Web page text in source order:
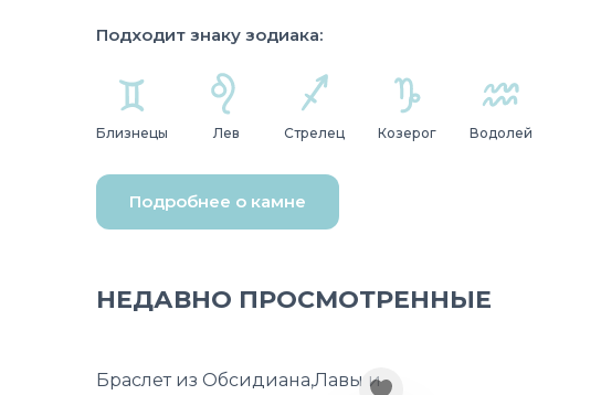
Подходит знаку зодиака:
Близнецы Лев Стрелец Козерог Водолей
Подробнее о камне
НЕДАВНО ПРОСМОТРЕННЫЕ
Браслет из Обсидиана,Лавы и